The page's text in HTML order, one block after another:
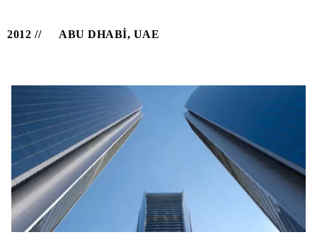
2012 ABU DHABI, UAE